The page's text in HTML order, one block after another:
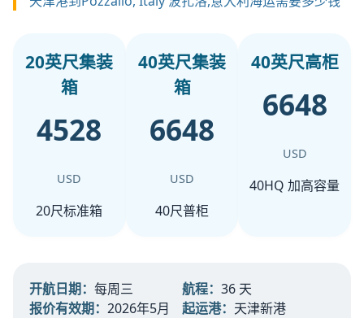
20英尺集装
箱
4528
USD
20尺标准箱
40英尺集装
箱
6648
USD
40尺普柜
40英尺高柜
6648
USD
40HQ 加高容量
开航日期： 每周三 航程： 36 天
报价有效期： 2026年5月
起运港： 天津新港